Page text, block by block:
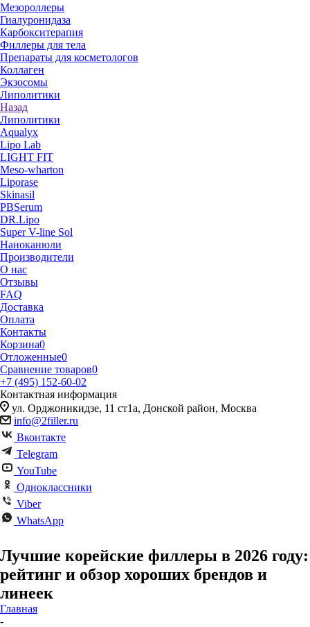
Мезороллеры
Гиалуронидаза
Карбокситерапия
Филлеры для тела
Препараты для косметологов
Коллаген
Экзосомы
Липолитики
Назад
Липолитики
Aqualyx
Lipo Lab
LIGHT FIT
Meso-wharton
Liporase
Skinasil
PBSerum
DR.Lipo
Super V-line Sol
Наноканюли
Производители
О нас
Отзывы
FAQ
Доставка
Оплата
Контакты
Корзина0
Отложенные0
Сравнение товаров0
+7 (495) 152-60-02
Контактная информация
ул. Орджоникидзе, 11 ст1а, Донской район, Москва
info@2filler.ru
Вконтакте
Telegram
YouTube
Одноклассники
Viber
WhatsApp
Лучшие корейские филлеры в 2026 году:
рейтинг и обзор хороших брендов и
линеек
Главная
-